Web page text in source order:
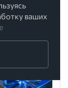
ваших